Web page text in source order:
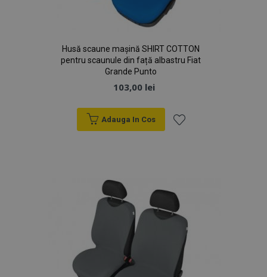
Husă scaune mașină SHIRT COTTON
pentru scaunule din față albastru Fiat
Grande Punto
103,00 lei
Adauga In Cos
Dorințe